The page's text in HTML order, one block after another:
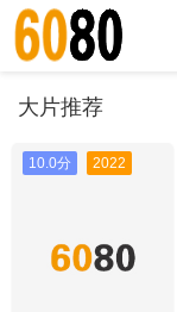
大片推荐
10.0分 2022